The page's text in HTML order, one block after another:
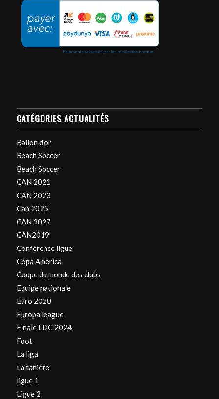
CATÉGORIES ACTUALITÉS
Ballon d'or
Beach Soccer
Beach Soccer
CAN 2021
CAN 2023
Can 2025
CAN 2027
CAN2019
Conférence ligue
Copa America
Coupe du monde des clubs
Equipe nationale
Euro 2020
Europa league
Finale LDC 2024
Foot
La liga
La tanière
ligue 1
Ligue 2